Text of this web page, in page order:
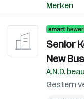
Merken
Senior
New
A.N.D.
Gestern